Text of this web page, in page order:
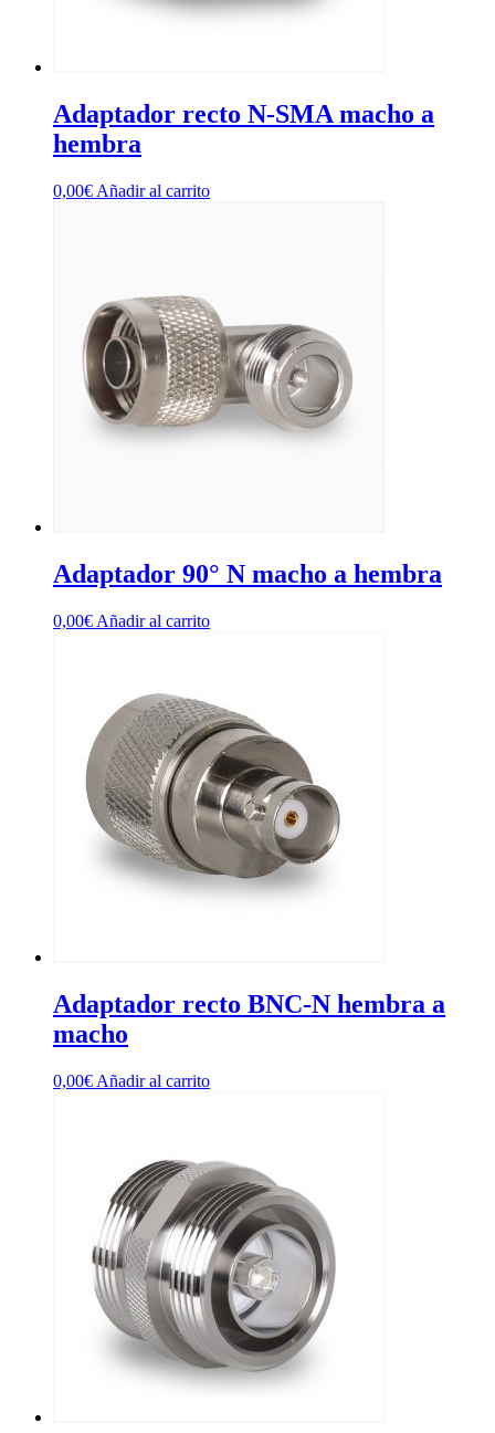
Adaptador recto N-SMA macho a
hembra
0,00€ Añadir al carrito
Adaptador 90° N macho a hembra
0,00€ Añadir al carrito
Adaptador recto BNC-N hembra a
macho
0,00€ Añadir al carrito